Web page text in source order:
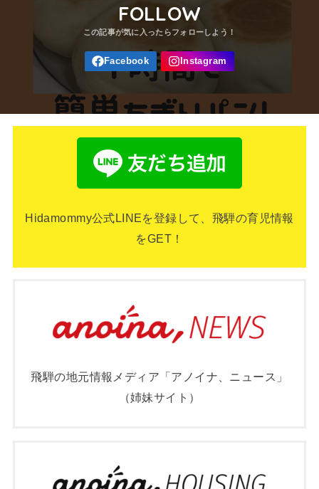
FOLLOW
Hidamommy公式LINEを登録して、飛騨の育児情報
をGET！
飛騨の地元情報メディア「アノイナ、ニュース」
（姉妹サイト）